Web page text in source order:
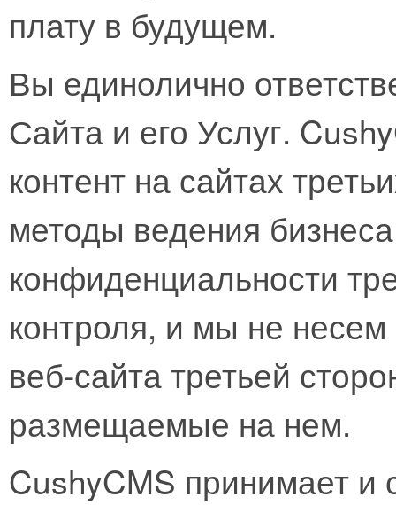
плату в будущем.
Вы единолично
Сайта и его Услуг.
контент на сайтах
методы ведения
конфиденциальности
контроля, и мы не несем
веб-сайта третьей
размещаемые на нем.
CushyCMS принимает и